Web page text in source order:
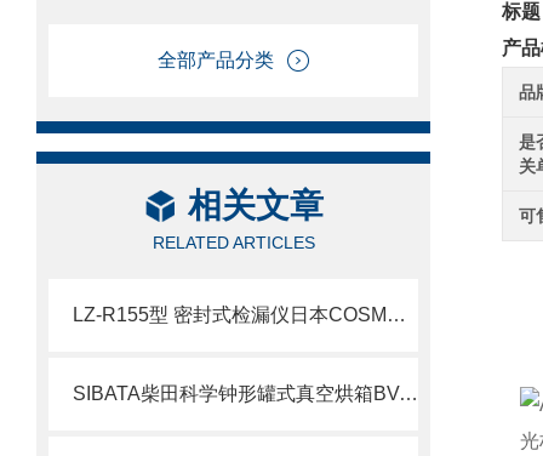
全部产品分类
相关文章
RELATED ARTICLES
LZ-R155型 密封式检漏仪日本COSMO北崎有售
SIBATA柴田科学钟形罐式真空烘箱BV-001
标
产
品
是
关
可